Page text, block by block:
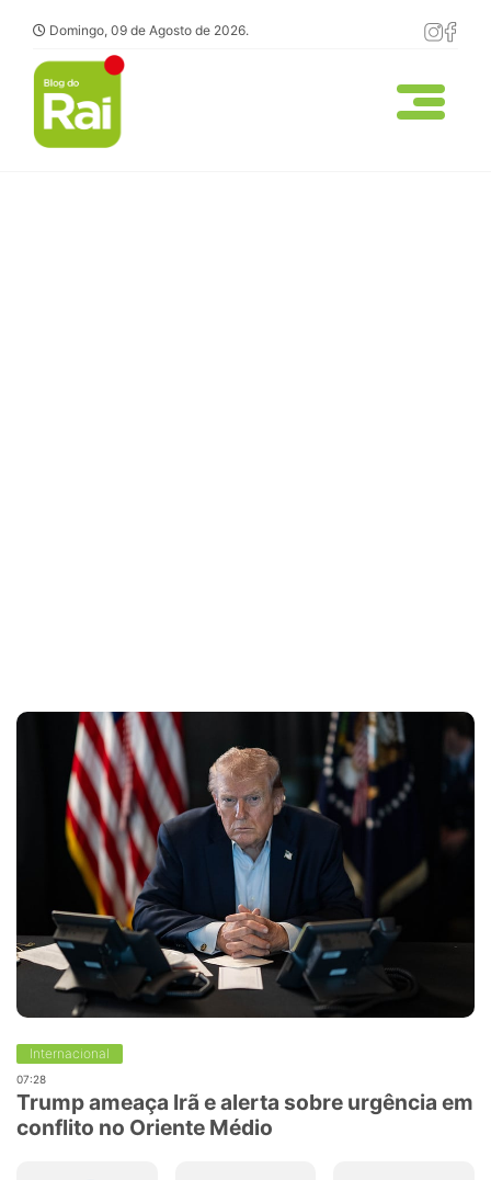
Domingo, 09 de Agosto de 2026.
Internacional
07:28
Trump ameaça Irã e alerta sobre urgência em
conflito no Oriente Médio